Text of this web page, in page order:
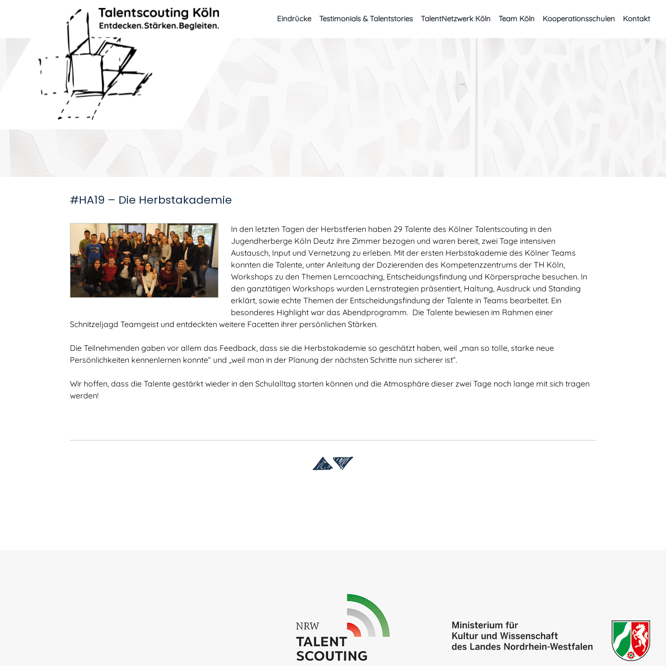
Talentscouting
TalentNetzwerk Köln
Eindrücke Testimonials & Talentstories TalentNetzwerk Köln Team Köln Kooperationsschulen Kontakt
#HA19 – Die Herbstakademie
In den letzten Tagen der Herbstferien haben 29 Talente des Kölner Talentscouting in den
Jugendherberge Köln Deutz ihre Zimmer bezogen und waren bereit, zwei Tage intensiven
Austausch, Input und Vernetzung zu erleben. Mit der ersten Herbstakademie des Kölner Teams
konnten die Talente, unter Anleitung der Dozierenden des Kompetenzzentrums der TH Köln,
Workshops zu den Themen Lerncoaching, Entscheidungsfindung und Körpersprache besuchen. In
den ganztätigen Workshops wurden Lernstrategien präsentiert, Haltung, Ausdruck und Standing
erklärt, sowie echte Themen der Entscheidungsfindung der Talente in Teams bearbeitet. Ein
besonderes Highlight war das Abendprogramm. Die Talente bewiesen im Rahmen einer
Schnitzeljagd Teamgeist und entdeckten weitere Facetten ihrer persönlichen Stärken.
Die Teilnehmenden gaben vor allem das Feedback, dass sie die Herbstakademie so geschätzt haben, weil „man so tolle, starke neue
Persönlichkeiten kennenlernen konnte“ und „weil man in der Planung der nächsten Schritte nun sicherer ist“.
Wir hoffen, dass die Talente gestärkt wieder in den Schulalltag starten können und die Atmosphäre dieser zwei Tage noch lange mit sich tragen
werden!